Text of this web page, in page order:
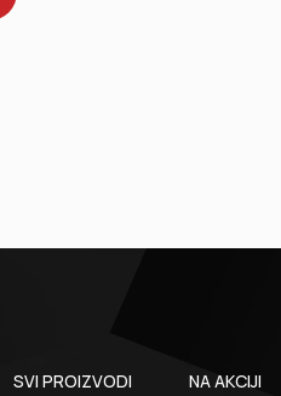
SVI PROIZVODI NA AKCIJI